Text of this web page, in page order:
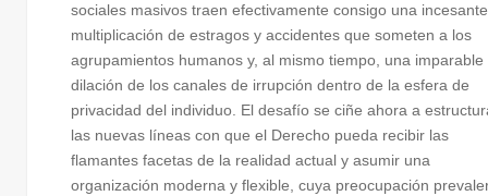
sociales masivos traen efectivamente consigo una incesante
multiplicación de estragos y accidentes que someten a los
agrupamientos humanos y, al mismo tiempo, una imparable
dilación de los canales de irrupción dentro de la esfera de
privacidad del individuo. El desafío se ciñe ahora a
las nuevas líneas con que el Derecho pueda recibir las
flamantes facetas de la realidad actual y asumir una
organización moderna y flexible, cuya preocupación